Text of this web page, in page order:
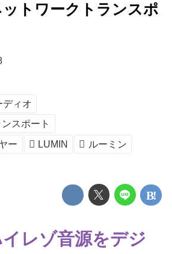
トワークトランスポ
ディオ
スポート
ー
LUMIN
ルーミン
レゾ音源をデジ